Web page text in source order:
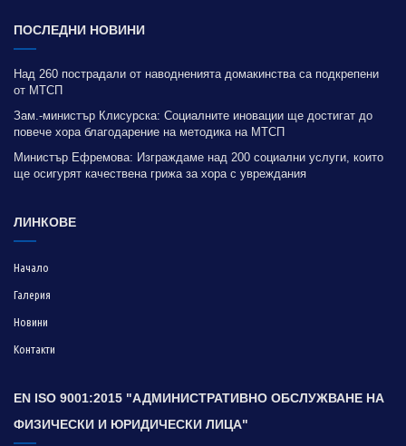
ПОСЛЕДНИ НОВИНИ
Над 260 пострадали от наводненията домакинства са подкрепени
от МТСП
Зам.-министър Клисурска: Социалните иновации ще достигат до
повече хора благодарение на методика на МТСП
Министър Ефремова: Изграждаме над 200 социални услуги, които
ще осигурят качествена грижа за хора с увреждания
ЛИНКОВЕ
Начало
Галерия
Новини
Контакти
EN ISO 9001:2015 "АДМИНИСТРАТИВНО ОБСЛУЖВАНЕ НА
ФИЗИЧЕСКИ И ЮРИДИЧЕСКИ ЛИЦА"